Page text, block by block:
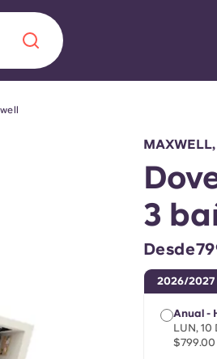
Quiénes somos
Preguntas
3
2026/2027
Anual -
LUN, 10
$799.00